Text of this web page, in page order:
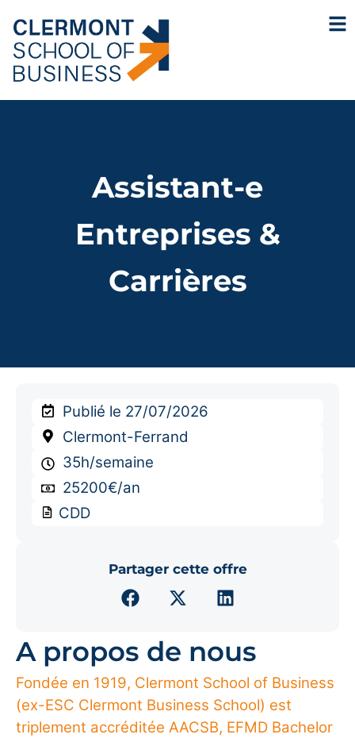
Assistant-e
Entreprises &
Carrières
A propos de nous
Fondée en 1919, Clermont School of Business
(ex-ESC Clermont Business School) est
triplement accréditée AACSB, EFMD Bachelor
Publié le 27/07/2026
Clermont-Ferrand
35h/semaine
25200€/an
CDD
Partager cette offre